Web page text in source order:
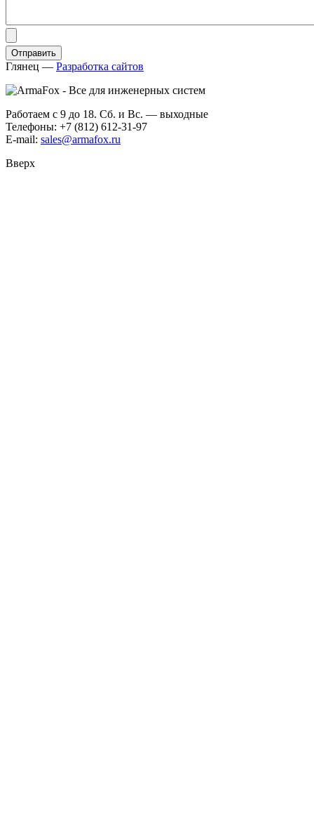
Глянец — Разработка сайтов
Работаем с 9 до 18. Сб. и Вс. — выходные
Телефоны: +7 (812) 612-31-97
E-mail: sales@armafox.ru
Вверх